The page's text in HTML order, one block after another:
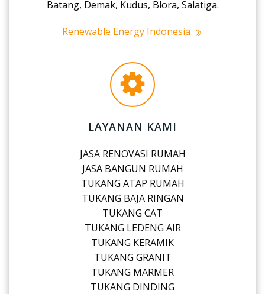
Batang, Demak, Kudus, Blora, Salatiga.
Renewable Energy Indonesia
LAYANAN KAMI
JASA RENOVASI RUMAH
JASA BANGUN RUMAH
TUKANG ATAP RUMAH
TUKANG BAJA RINGAN
TUKANG CAT
TUKANG LEDENG AIR
TUKANG KERAMIK
TUKANG GRANIT
TUKANG MARMER
TUKANG DINDING